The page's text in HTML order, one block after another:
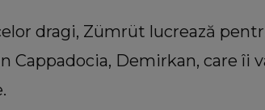
dragi, Zümrüt lucrează
Demirkan, care îi